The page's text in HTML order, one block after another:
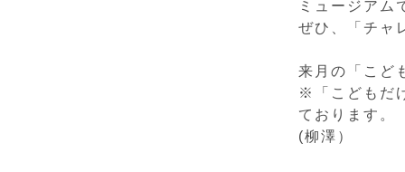
ミュージアム
ぜひ、「チャ
来月の「こど
※「こどもだ
ております。
(柳澤）